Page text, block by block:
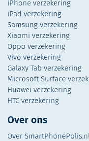
iPhone verzekering
iPad verzekering
Samsung verzekering
Xiaomi verzekering
Oppo verzekering
Vivo verzekering
Galaxy Tab verzekering
Microsoft Surface
Huawei verzekering
HTC verzekering
Over ons
Over